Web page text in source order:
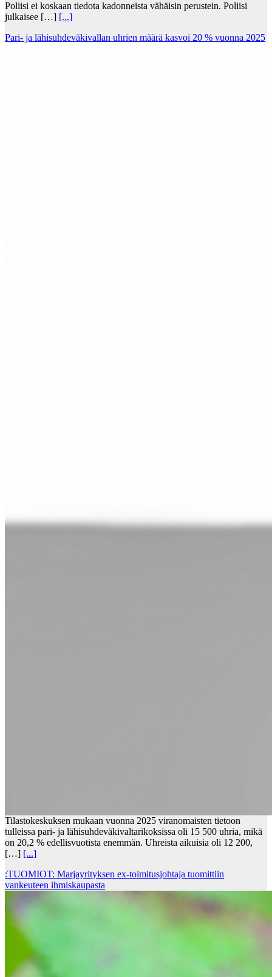
Poliisi ei koskaan tiedota kadonneista vähäisin perustein. Poliisi
julkaisee […] [...]
Pari- ja lähisuhdeväkivallan uhrien määrä kasvoi 20 % vuonna 2025
Tilastokeskuksen mukaan vuonna 2025 viranomaisten tietoon
tulleissa pari- ja lähisuhdeväkivaltarikoksissa oli 15 500 uhria, mikä
on 20,2 % edellisvuotista enemmän. Uhreista aikuisia oli 12 200,
[…] [...]
:TUOMIOT: Marjayrityksen ex-toimitusjohtaja tuomittiin
vankeuteen ihmiskaupasta